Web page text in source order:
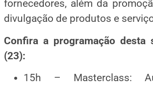
fornecedores, além da
divulgação de produtos e
Confira a programação desta
(23):
15h – Masterclass: